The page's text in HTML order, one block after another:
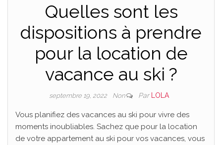
Quelles sont les
dispositions à prendre
pour la location de
vacance au ski ?
septembre 19, 2022 Non Par LOLA
Vous planifiez des vacances au ski pour vivre des
moments inoubliables. Sachez que pour la location
de votre appartement au ski pour vos vacances, vous